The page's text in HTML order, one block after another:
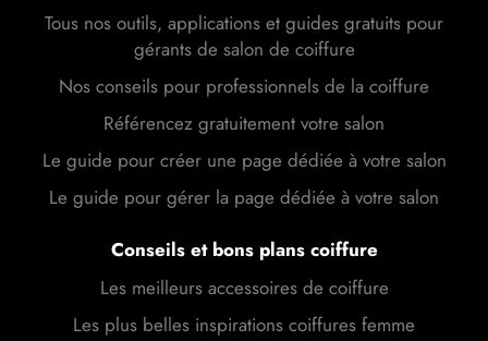
Tous nos outils, applications et guides gratuits pour
gérants de salon de coiffure
Nos conseils pour professionnels de la coiffure
Référencez gratuitement votre salon
Le guide pour créer une page dédiée à votre salon
Le guide pour gérer la page dédiée à votre salon
Conseils et bons plans coiffure
Les meilleurs accessoires de coiffure
Les plus belles inspirations coiffures femme